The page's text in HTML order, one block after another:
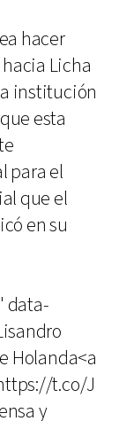
hacer
Licha
institución
esta
para el
que el
en su
data-
Holanda<a
t.co/J
y